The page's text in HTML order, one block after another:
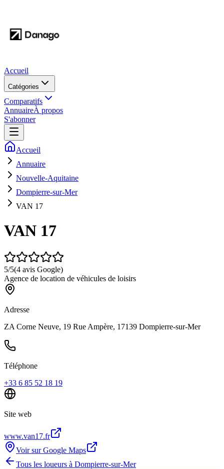
Accueil
Catégories
Comparatifs
AnnuaireÀ propos
S'abonner
Accueil
Annuaire
Nouvelle-Aquitaine
Dompierre-sur-Mer
VAN 17
VAN 17
5/5(4 avis Google)
Agence de location de véhicules de loisirs
Adresse
ZA Corne Neuve, 19 Rue Ampère, 17139 Dompierre-sur-Mer
Téléphone
+33 6 85 52 18 19
Site web
www.van17.fr
Voir sur Google Maps
Tous les loueurs à Dompierre-sur-Mer